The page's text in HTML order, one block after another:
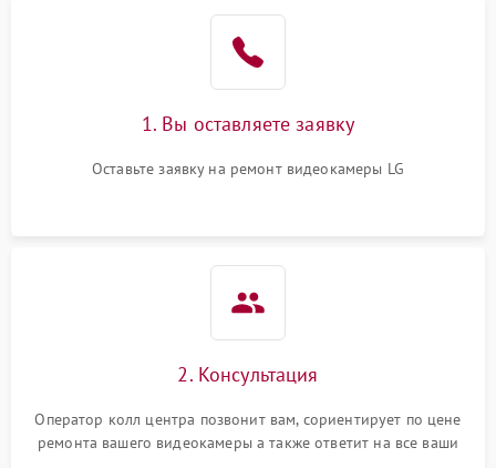
1. Вы оставляете заявку
Оставьте заявку на ремонт видеокамеры LG
2. Консультация
Оператор колл центра позвонит вам, сориентирует по цене
ремонта вашего видеокамеры а также ответит на все ваши